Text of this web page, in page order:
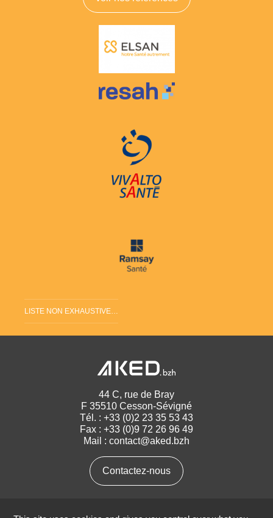
LISTE NON EXHAUSTIVE…
44 C, rue de Bray
F 35510 Cesson-Sévigné
Tél. : +33 (0)2 23 35 53 43
Fax : +33 (0)9 72 26 96 49
Mail : contact@aked.bzh
Contactez-nous